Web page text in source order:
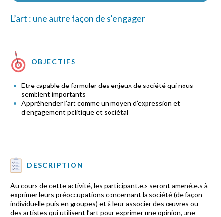
L’art : une autre façon de s’engager
OBJECTIFS
Etre capable de formuler des enjeux de société qui nous
semblent importants
Appréhender l’art comme un moyen d’expression et
d’engagement politique et sociétal
DESCRIPTION
Au cours de cette activité, les participant.e.s seront amené.e.s à
exprimer leurs préoccupations concernant la société (de façon
individuelle puis en groupes) et à leur associer des œuvres ou
des artistes qui utilisent l’art pour exprimer une opinion, une